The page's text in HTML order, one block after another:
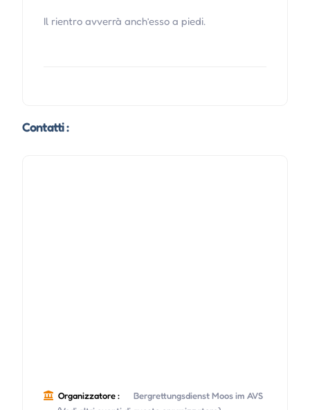
Il rientro avverrà anch’esso a piedi.
Contatti :
Organizzatore :
Bergrettungsdienst Moos im AVS